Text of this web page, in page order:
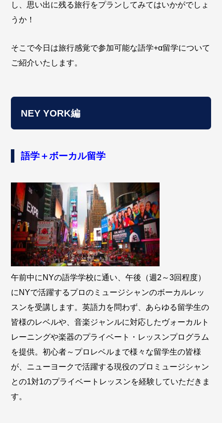
し、思い出に残る旅行をプランしてみてはいかがでしょ
うか！
そこで今日は旅行感覚で参加可能な語学+α留学について
ご紹介いたします。
NEY YORK編
語学＋ボーカル留学
午前中にNYの語学学校に通い、午後（週2～3回程度）
にNYで活躍するプロのミュージシャンのボーカルレッ
スンを受講します。英語力を問わず、あらゆる留学生の
皆様のレベルや、音楽ジャンルに対応したヴォーカルト
レーニングや楽器のプライベート・レッスンプログラム
を提供。初心者～プロレベルまで様々な留学生の皆様
が、ニューヨークで活躍する現役のプロミュージシャン
との1対1のプライベートレッスンを経験していただきま
す。